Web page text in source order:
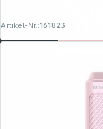
Artikel-Nr.:161823